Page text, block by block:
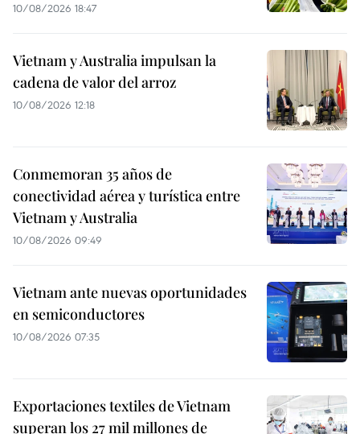
10/08/2026 18:47
Vietnam y Australia impulsan la
cadena de valor del arroz
10/08/2026 12:18
Conmemoran 35 años de
conectividad aérea y turística entre
Vietnam y Australia
10/08/2026 09:49
Vietnam ante nuevas oportunidades
en semiconductores
10/08/2026 07:35
Exportaciones textiles de Vietnam
superan los 27 mil millones de